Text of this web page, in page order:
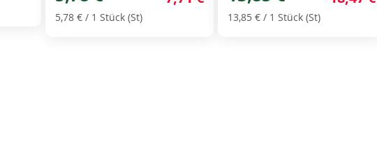
5,78 € / 1 Stück (St) 13,85 €/ 1 Stück (St)